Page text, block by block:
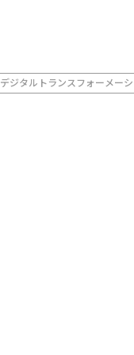
デジタルトランスフォーメー